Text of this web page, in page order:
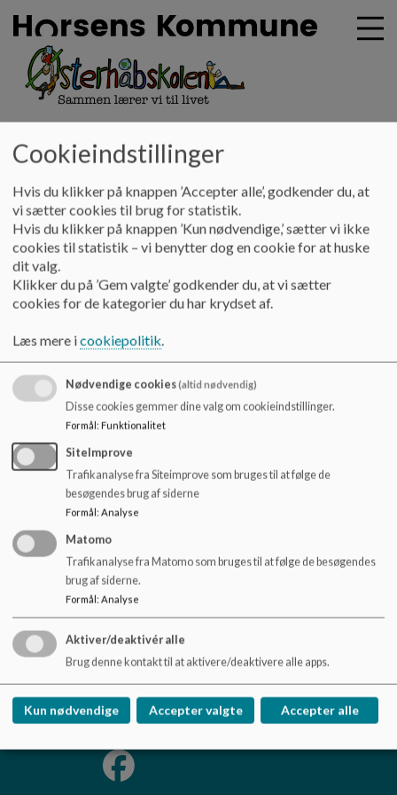
d
oesterhaabskolen
Kontakt
Kontakt
Kontoret på Søndre Torstedvej 1 er bemandet hver dag fra
klokken 7.45 til 15.00. Kontoret i Hatting på Grønhøjvej 1 er
som udgangspunkt bemandet mandag, tirsdag og onsdag fra
Telefonnummeret til kontoret er 76 29 32 30
Du er også velkommen til at sende en mail til
hovedpostkassenohs@horsens.dk
I menuen til venstre kan du finde mailadresser på skolens
ledelse, kontorpersonale og serviceleder.
Østerhåbskolen afd. Torsted og Hatting
Søndre Torstedvej 1 og Grønhøjvej 1, 8700
Horsens
ohs@horsens.dk
+45 76 29 32 30
EAN NR. 5798006184927
Sitemap
Cookieindstillinger
Hvis du klikker på knappen ’Accepter alle’, godkender du, at
vi sætter cookies til brug for statistik.
Hvis du klikker på knappen ’Kun nødvendige,’ sætter vi ikke
cookies til statistik – vi benytter dog en cookie for at huske
dit valg.
Klikker du på ’Gem valgte’ godkender du, at vi sætter
cookies for de kategorier du har krydset af.
Læs mere icookiepolitik.
Nødvendige cookies(altid nødvendig)
Disse cookies gemmer dine valg om cookieindstillinger.
Formål: Funktionalitet
SiteImprove
Trafikanalyse fra Siteimprove som bruges til at følge de
besøgendes brug af siderne
Formål: Analyse
Matomo
Trafikanalyse fra Matomo som bruges til at følge de besøgendes
brug af siderne.
Formål: Analyse
Aktiver/deaktivér alle
Brug denne kontakt til at aktivere/deaktivere alle apps.
Kun nødvendige Accepter valgte Accepter alle